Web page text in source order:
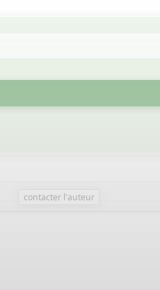
contacter l'auteur